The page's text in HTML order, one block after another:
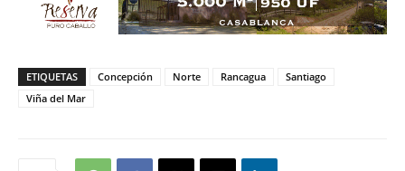
ETIQUETAS Concepción Norte Rancagua
Santiago
Viña del Mar